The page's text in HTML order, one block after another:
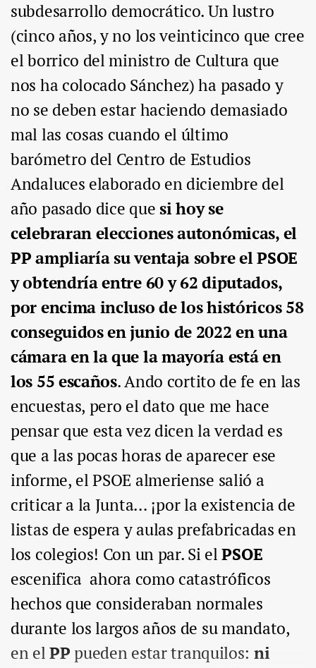
subdesarrollo democrático. Un lustro
(cinco años, y no los veinticinco que cree
el borrico del ministro de Cultura que
nos ha colocado Sánchez) ha pasado y
no se deben estar haciendo demasiado
mal las cosas cuando el último
barómetro del Centro de Estudios
Andaluces elaborado en diciembre del
año pasado dice quesi hoy se
celebraran elecciones autonómicas, el
PP ampliaría su ventaja sobre el PSOE
y obtendría entre 60 y 62 diputados,
por encima incluso de los históricos 58
conseguidos en junio de 2022 en una
cámara en la que la mayoría está en
los 55 escaños. Ando cortito de fe en las
encuestas, pero el dato que me hace
pensar que esta vez dicen la verdad es
que a las pocas horas de aparecer ese
informe, el PSOE almeriense salió a
criticar a la Junta… ¡por la existencia de
listas de espera y aulas prefabricadas en
los colegios! Con un par. Si elPSOE
escenifica ahora como catastróficos
hechos que consideraban normales
durante los largos años de su mandato,
en elPPpueden estar tranquilos: ni